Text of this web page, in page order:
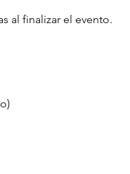
al finalizar el evento.